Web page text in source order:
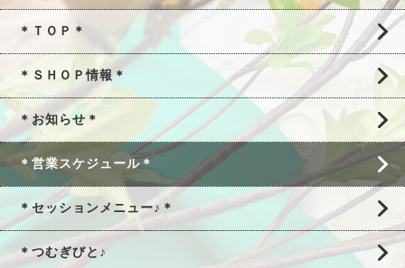
＊ＴＯＰ＊
＊ＳＨＯＰ情報＊
＊お知らせ＊
＊営業スケジュール＊
＊セッションメニュー♪＊
＊つむぎびと♪